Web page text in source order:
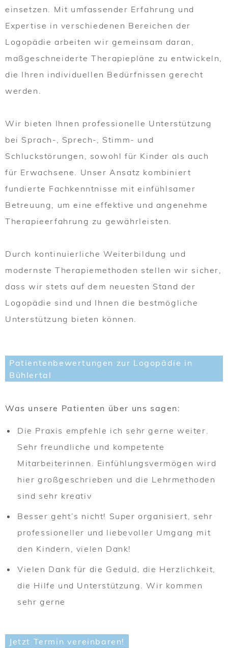
einsetzen. Mit umfassender Erfahrung und
Expertise in verschiedenen Bereichen der
Logopädie arbeiten wir gemeinsam daran,
maßgeschneiderte Therapiepläne zu entwickeln,
die Ihren individuellen Bedürfnissen gerecht
werden.
Wir bieten Ihnen professionelle Unterstützung
bei Sprach-, Sprech-, Stimm- und
Schluckstörungen, sowohl für Kinder als auch
für Erwachsene. Unser Ansatz kombiniert
fundierte Fachkenntnisse mit einfühlsamer
Betreuung, um eine effektive und angenehme
Therapieerfahrung zu gewährleisten.
Durch kontinuierliche Weiterbildung und
modernste Therapiemethoden stellen wir sicher,
dass wir stets auf dem neuesten Stand der
Logopädie sind und Ihnen die bestmögliche
Unterstützung bieten können.
Patientenbewertungen zur Logopädie in
Bühlertal
Was unsere Patienten über uns sagen:
Die Praxis empfehle ich sehr gerne weiter.
Sehr freundliche und kompetente
Mitarbeiterinnen. Einfühlungsvermögen wird
hier großgeschrieben und die Lehrmethoden
sind sehr kreativ
Besser geht’s nicht! Super organisiert, sehr
professioneller und liebevoller Umgang mit
den Kindern, vielen Dank!
Vielen Dank für die Geduld, die Herzlichkeit,
die Hilfe und Unterstützung. Wir kommen
sehr gerne
Jetzt Termin vereinbaren!